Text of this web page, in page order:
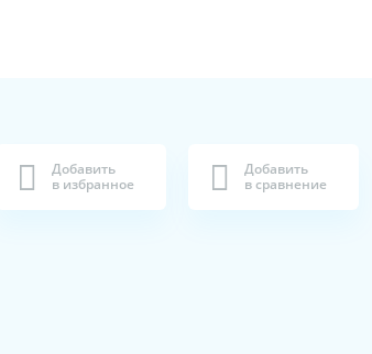
Добавить
в избранное
Добавить
в сравнение